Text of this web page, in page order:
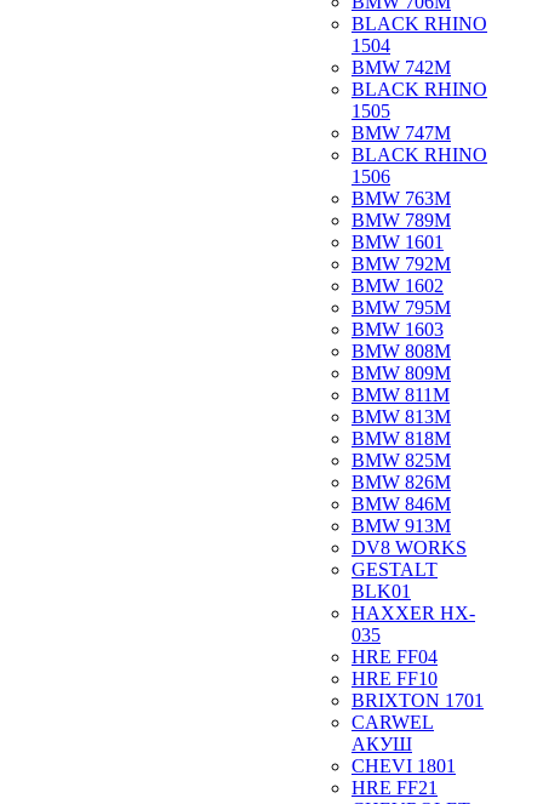
BLACK RHINO
1504
BMW 742M
BLACK RHINO
1505
BMW 747M
BLACK RHINO
1506
BMW 763M
BMW 789M
BMW 1601
BMW 792M
BMW 1602
BMW 795M
BMW 1603
BMW 808M
BMW 809M
BMW 811M
BMW 813M
BMW 818M
BMW 825M
BMW 826M
BMW 846M
BMW 913M
DV8 WORKS
GESTALT
BLK01
HAXXER HX-
035
HRE FF04
HRE FF10
BRIXTON 1701
CARWEL
АКУШ
CHEVI 1801
HRE FF21